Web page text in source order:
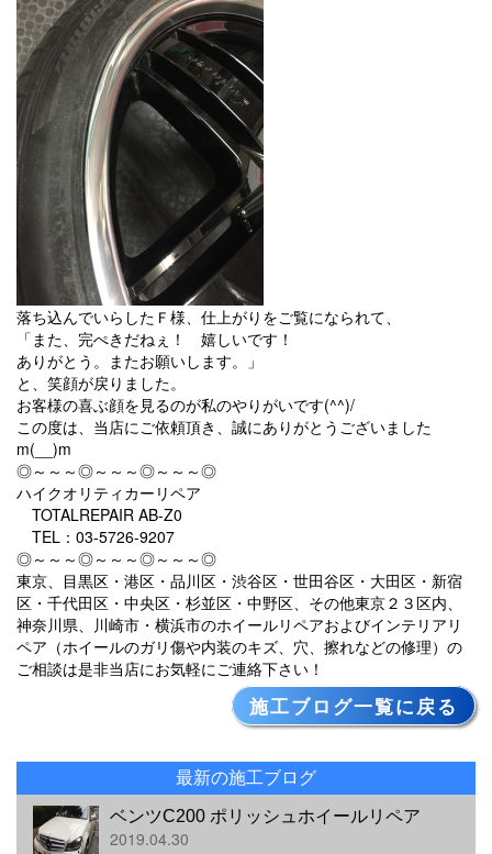
落ち込んでいらしたＦ様、仕上がりをご覧になられて、
「また、完ぺきだねぇ！ 嬉しいです！
ありがとう。またお願いします。」
と、笑顔が戻りました。
お客様の喜ぶ顔を見るのが私のやりがいです(^^)/
この度は、当店にご依頼頂き、誠にありがとうございました
m(__)m
◎～～～◎～～～◎～～～◎
ハイクオリティカーリペア
TOTALREPAIR AB-Z0
TEL：03-5726-9207
◎～～～◎～～～◎～～～◎
東京、目黒区・港区・品川区・渋谷区・世田谷区・大田区・新宿
区・千代田区・中央区・杉並区・中野区、その他東京２３区内、
神奈川県、川崎市・横浜市のホイールリペアおよびインテリアリ
ペア（ホイールのガリ傷や内装のキズ、穴、擦れなどの修理）の
ご相談は是非当店にお気軽にご連絡下さい！
施工ブログ一覧に戻る
最新の施工ブログ
ベンツC200 ポリッシュホイールリペア
2019.04.30